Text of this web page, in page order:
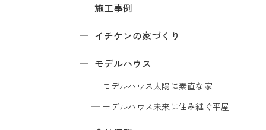
施工事例
イチケンの家づくり
モデルハウス
モデルハウス太陽に素直な家
モデルハウス未来に住み継ぐ平屋